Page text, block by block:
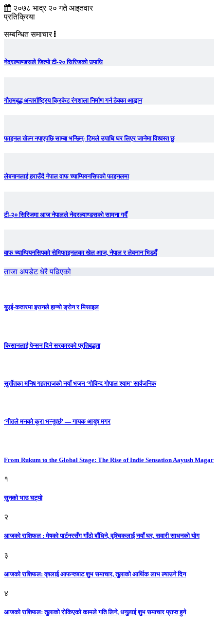
२०७८ भाद्र २० गते आइतवार
प्रतिक्रिया
सम्बन्धित समाचार
नेदरल्याण्डसले जित्यो टी-२० सिरिजको उपाधि
गौतमबुद्ध अन्तर्राष्ट्रिय क्रिकेट रंगशाला निर्माण गर्न ठेक्का आह्वान
फाइनल खेल्न नपाएपछि साम्बा भन्छिन्- टिमले उपाधि घर लिएर जानेमा विश्वस्त छु
लेबनानलाई हराउँदै नेपाल वाफ च्याम्पियनसिपको फाइनलमा
टी-२० सिरिजमा आज नेपालले नेदरल्याण्डसको सामना गर्दै
वाफ च्याम्पियनसिपको सेमिफाइनलका खेल आज, नेपाल र लेवनान भिडदैँ
ताजा अपडेट धेरै पढिएको
युएई-कतारमा इरानले हान्यो ड्रोन र मिसाइल
किसानलाई पेन्सन दिने सरकारको प्रतिबद्धता
सुर्खेतका मनिष गहतराजको नयाँ भजन ‘गोविन्द गोपाल श्याम’ सार्वजनिक
‘गीतले मनको कुरा भन्नुपर्छ’ — गायक आयुष मगर
From Rukum to the Global Stage: The Rise of Indie Sensation Aayush Magar
१
सुनको भाउ घट्याे
२
आजको राशिफल : मेषको पार्टनरसँग गाँठो बाँधिने, वृश्चिकलाई नयाँ घर, सवारी साधनकाे याेग
३
आजकाे राशिफल: वृषलाई आफन्तबाट शुभ समाचार, तुलाकाे आर्थिक लाभ ल्याउने दिन
४
आजको राशिफलः तुलाकाे रोकिएको कामले गति लिने, धनुलाई शुभ समाचार प्राप्त हुने